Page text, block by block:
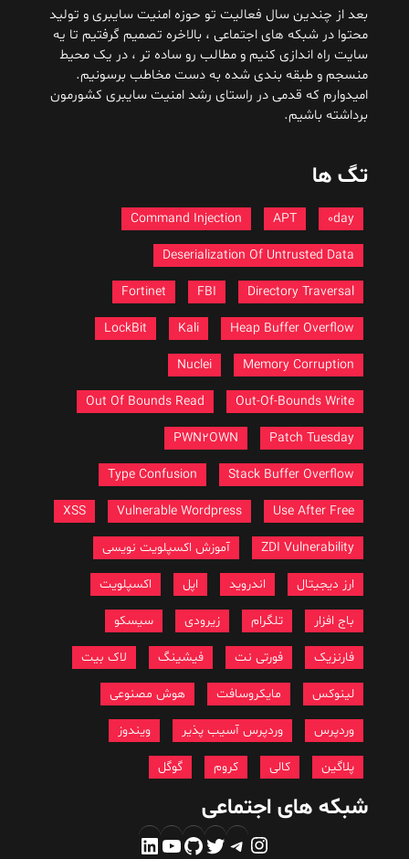
بعد از چندین سال فعالیت تو حوزه امنیت سایبری و تولید
محتوا در شبکه های اجتماعی ، بالاخره تصمیم گرفتیم تا یه
سایت راه اندازی کنیم و مطالب رو ساده تر ، در یک محیط
منسجم و طبقه بندی شده به دست مخاطب برسونیم.
امیدوارم که قدمی در راستای رشد امنیت سایبری کشورمون
برداشته باشیم.
تگ ها
Command Injection
Deserialization Of Untrusted Data
Directory Traversal
Fortinet
Heap Buffer Overflow
LockBit
Memory Corruption
Nuclei
Out-Of-Bounds Write
Out Of Bounds Read
Patch Tuesday
PWN2OWN
Stack Buffer Overflow
Type Confusion
Use After Free
Vulnerable Wordpress
ZDI Vulnerability آموزش اکسپلویت نویسی
ارز دیجیتال اندروید اکسپلویت
باج افزار تلگرام زیرودی سیسکو
فارنزیک فورتی نت فیشینگ لاک بیت
لینوکس مایکروسافت هوش مصنوعی
وردپرس وردپرس آسیب پذیر ویندوز
پلاگین
شبکه های اجتماعی
اینستاگرم
تلگرام
توییتر
گیت‌هاب
یوتیوب
لینکداین